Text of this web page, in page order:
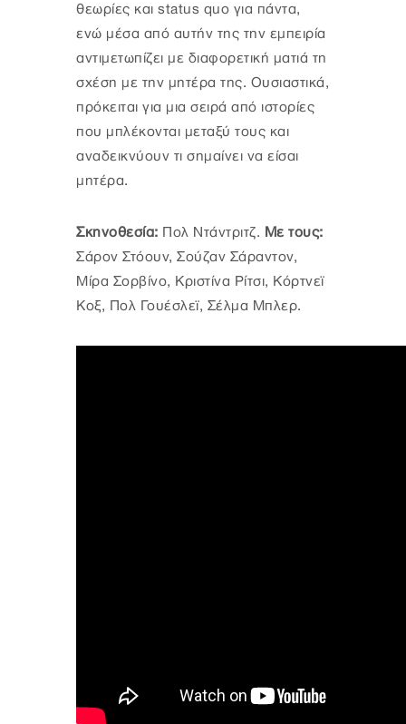
θεωρίες και status quo για πάντα,
ενώ μέσα από αυτήν της την εμπειρία
αντιμετωπίζει με διαφορετική ματιά τη
σχέση με την μητέρα της. Ουσιαστικά,
πρόκειται για μια σειρά από ιστορίες
που μπλέκονται μεταξύ τους και
αναδεικνύουν τι σημαίνει να είσαι
μητέρα.
Σκηνοθεσία: Πολ Ντάντριτζ. Με τους:
Σάρον Στόουν, Σούζαν Σάραντον,
Μίρα Σορβίνο, Κριστίνα Ρίτσι, Κόρτνεϊ
Κοξ, Πολ Γουέσλεϊ, Σέλμα Μπλερ.